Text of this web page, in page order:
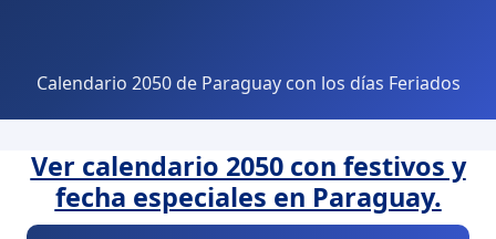
Calendario 2050 de Paraguay con los días Feriados
Ver calendario 2050 con festivos y
fecha especiales en Paraguay.